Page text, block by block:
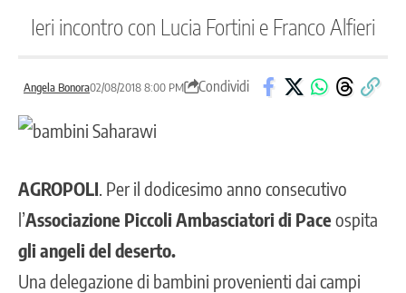
Ieri incontro con Lucia Fortini e Franco Alfieri
Angela Bonora02/08/2018 8:00 PM Condividi
AGROPOLI . Per il dodicesimo anno consecutivo
l’Associazione Piccoli Ambasciatori di Pace ospita
gli angeli del deserto.
Una delegazione di bambini provenienti dai campi